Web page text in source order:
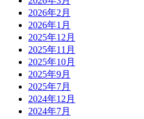
2026年2月
2026年1月
2025年12月
2025年11月
2025年10月
2025年9月
2025年7月
2024年12月
2024年7月